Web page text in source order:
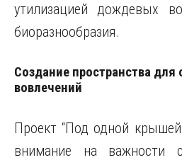
утилизацией дождевых
биоразнообразия.
Создание пространства
вовлечений
Проект “Под одной
внимание на важности